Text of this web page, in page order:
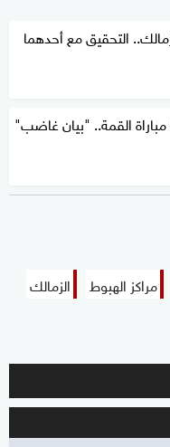
التحقيق مع أحدهما
القمة.. "بيان غاضب"
مراكز الهبوط
الزمالك